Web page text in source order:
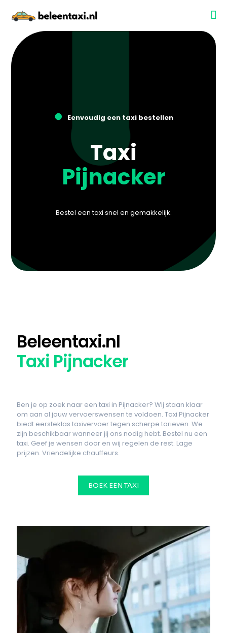
● Eenvoudig een taxi bestellen
Taxi
Pijnacker
Bestel een taxi snel en gemakkelijk.
Beleentaxi.nl
Taxi Pijnacker
Ben je op zoek naar een taxi in Pijnacker? Wij staan klaar
om aan al jouw vervoerswensen te voldoen. Taxi Pijnacker
biedt eersteklas taxivervoer tegen scherpe tarieven. We
zijn beschikbaar wanneer jij ons nodig hebt. Bestel nu een
taxi. Geef je wensen door en wij regelen de rest. Lage
prijzen. Vriendelijke chauffeurs.
BOEK EEN TAXI